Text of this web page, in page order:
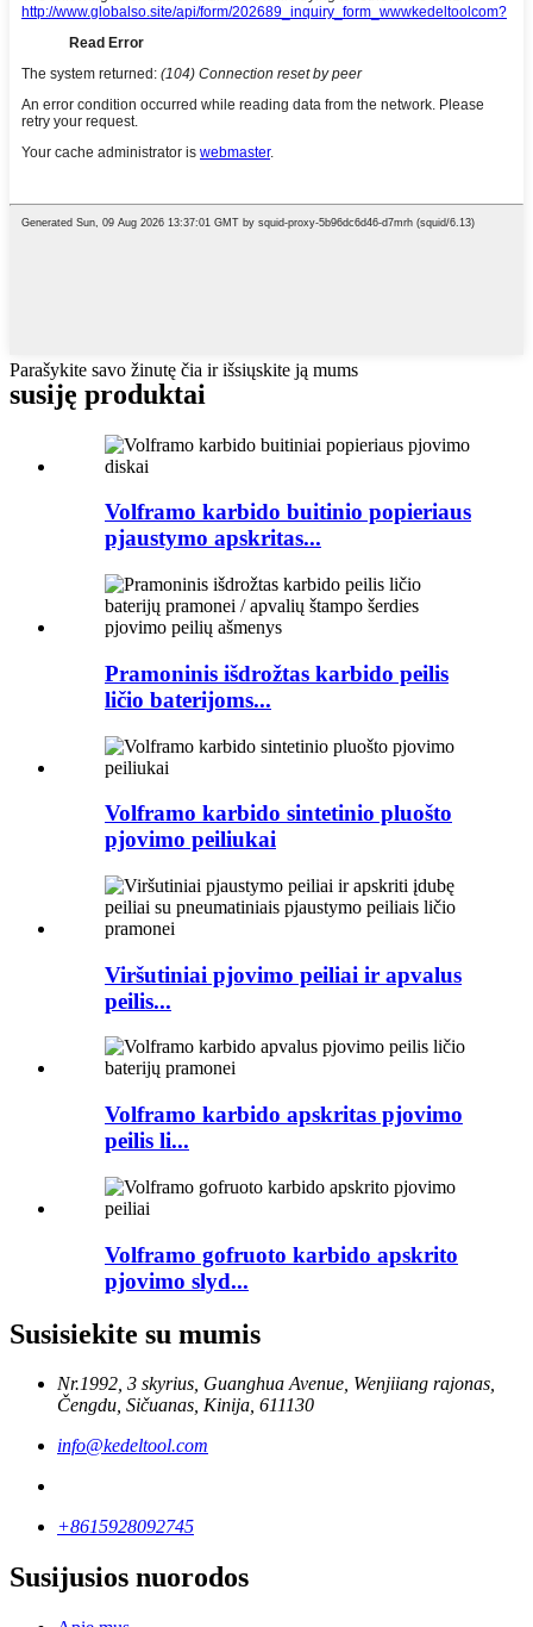
Parašykite savo žinutę čia ir išsiųskite ją mums
susiję produktai
Volframo karbido buitinio popieriaus
pjaustymo apskritas...
Pramoninis išdrožtas karbido peilis
ličio baterijoms...
Volframo karbido sintetinio pluošto
pjovimo peiliukai
Viršutiniai pjovimo peiliai ir apvalus
peilis...
Volframo karbido apskritas pjovimo
peilis li...
Volframo gofruoto karbido apskrito
pjovimo slyd...
Susisiekite su mumis
Nr.1992, 3 skyrius, Guanghua Avenue, Wenjiiang rajonas,
Čengdu, Sičuanas, Kinija, 611130
info@kedeltool.com
+8615928092745
Susijusios nuorodos